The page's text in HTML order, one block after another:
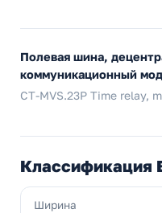
Полевая шина,
коммуникационный
CT-MVS.23P Time relay,
Классификация
Ширина